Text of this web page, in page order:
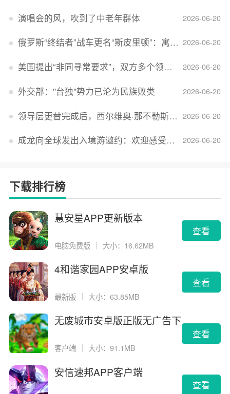
2026-06-20
演唱会的风，吹到了中老年群体
2026-06-20
俄罗斯“终结者”战车更名“斯皮里顿”：寓意强大可靠，彰显俄精神力量
2026-06-20
美国提出“非同寻常要求”，双方多个领域分歧依旧，印美贸易谈判进入“关键阶段”
2026-06-20
外交部：''台独''势力已沦为民族败类
2026-06-20
领导层更替完成后，西尔维奥·那不勒斯出任Lucid首席执行官
2026-06-20
成龙向全球发出入境游邀约：欢迎感受无滤镜的真实中国
下载排行榜
慧安星APP更新版本
电脑免费版 ｜ 大小：16.62MB
查看
4和谐家园APP安卓版
最新版 大小：63.85MB
查看
无废城市安卓版正版无广告下
客户端 大小：91.1MB
查看
安信速邦APP客户端
查看